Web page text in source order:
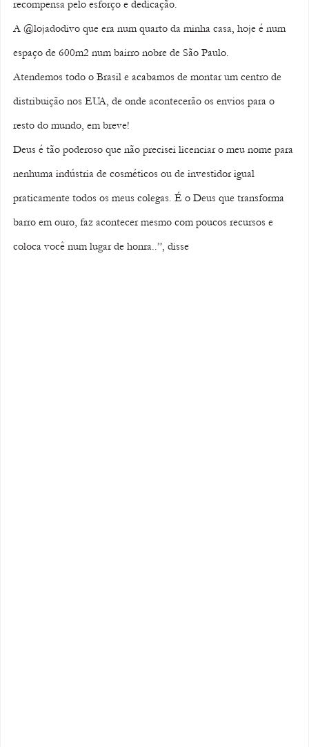
recompensa pelo esforço e dedicação.
A @lojadodivo que era num quarto da minha casa, hoje é num
espaço de 600m2 num bairro nobre de São Paulo.
Atendemos todo o Brasil e acabamos de montar um centro de
distribuição nos EUA, de onde acontecerão os envios para o
resto do mundo, em breve!
Deus é tão poderoso que não precisei licenciar o meu nome para
nenhuma indústria de cosméticos ou de investidor igual
praticamente todos os meus colegas. É o Deus que transforma
barro em ouro, faz acontecer mesmo com poucos recursos e
coloca você num lugar de honra..”, disse